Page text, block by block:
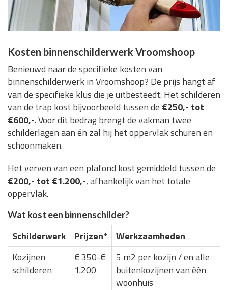
Kosten binnenschilderwerk Vroomshoop
Benieuwd naar de specifieke kosten van
binnenschilderwerk in Vroomshoop? De prijs hangt af
van de specifieke klus die je uitbesteedt. Het schilderen
van de trap kost bijvoorbeeld tussen de €250,- tot
€600,-. Voor dit bedrag brengt de vakman twee
schilderlagen aan én zal hij het oppervlak schuren en
schoonmaken.
Het verven van een plafond kost gemiddeld tussen de
€200,- tot €1.200,-, afhankelijk van het totale
oppervlak.
Wat kost een binnenschilder?
Schilderwerk Prijzen*
Werkzaamheden
Kozijnen
schilderen
€ 350-€
1.200
5 m2 per kozijn / en alle
buitenkozijnen van één
woonhuis